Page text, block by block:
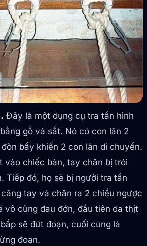
Đây là một dụng cụ tra tấn hình
gỗ và sắt. Nó có con lăn 2
bẩy khiến 2 con lăn di chuyển.
vào chiếc bàn, tay chân bị trói
Tiếp đó, họ sẽ bị người tra tấn
tay và chân ra 2 chiều ngược
vô cùng đau đớn, đầu tiên da thịt
sẽ đứt đoạn, cuối cùng là
đoạn.